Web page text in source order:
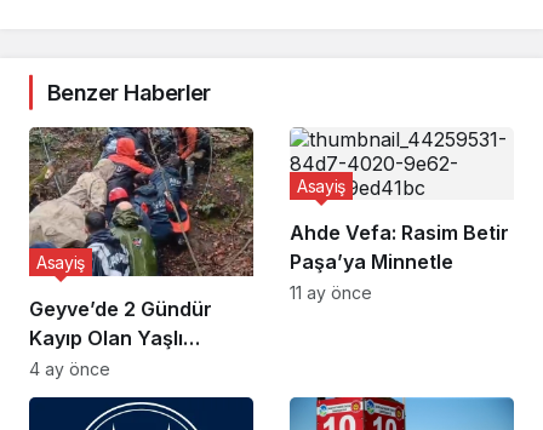
Benzer Haberler
Geyve’de 2 Gündür
Kayıp Olan Yaşlı
Adamın Cansız Bedeni
Bulundu
Asayiş
4 ay önce
Ahde Vefa: Rasim Betir
Paşa’ya Minnetle
Asayiş
11 ay önce